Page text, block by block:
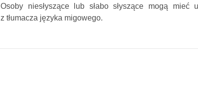
Osoby niesłyszące lub słabo słyszące mogą
z tłumacza języka migowego.